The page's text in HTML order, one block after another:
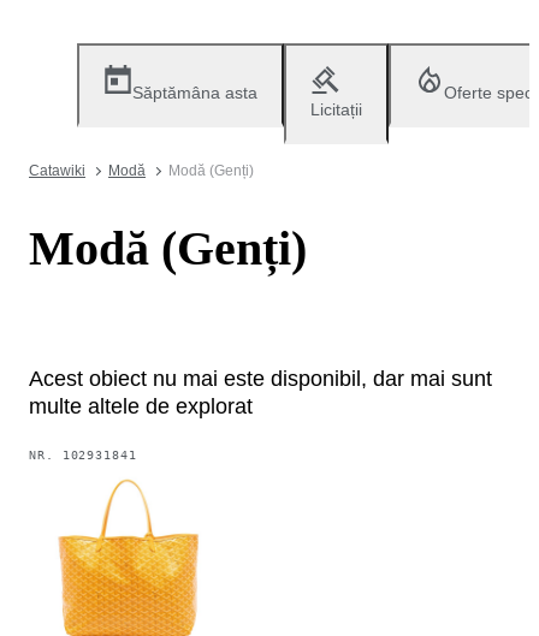
Săptămâna asta
Licitații
Oferte
Catawiki Modă Modă (Genți)
Modă (Genți)
Acest obiect nu mai este disponibil, dar mai sunt
multe altele de explorat
NR. 102931841